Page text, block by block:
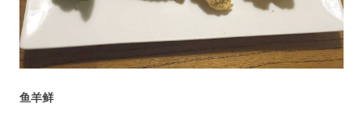
鱼羊鲜